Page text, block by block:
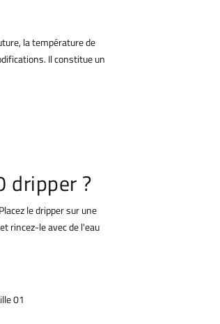
la température de
Il constitue un
dripper ?
le dripper sur une
rincez-le avec de l'eau
01